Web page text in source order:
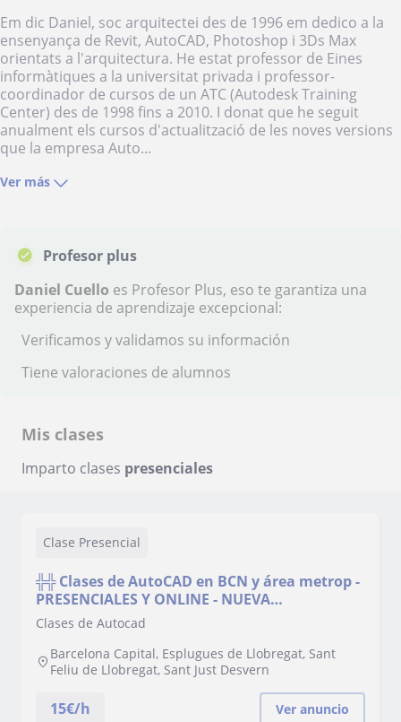
Em dic Daniel, soc arquitectei des de 1996 em dedico a la
ensenyança de Revit, AutoCAD, Photoshop i 3Ds Max
orientats a l'arquitectura. He estat professor de Eines
informàtiques a la universitat privada i professor-
coordinador de cursos de un ATC (Autodesk Training
Center) des de 1998 fins a 2010. I donat que he seguit
anualment els cursos d'actualització de les noves versions
que la empresa Auto...
Ver más
Profesor plus
Daniel Cuello es Profesor Plus, eso te garantiza una
experiencia de aprendizaje excepcional:
Verificamos y validamos su información
Tiene valoraciones de alumnos
Mis clases
Imparto clases presenciales
Clase Presencial
╬╬ Clases de AutoCAD en BCN y área metrop -
PRESENCIALES Y ONLINE - NUEVA
MODALIDAD¡ a particulares y empresas (todos
Clases de Autocad
Barcelona Capital, Esplugues de Llobregat, Sant
Feliu de Llobregat, Sant Just Desvern
15€/h Ver anuncio